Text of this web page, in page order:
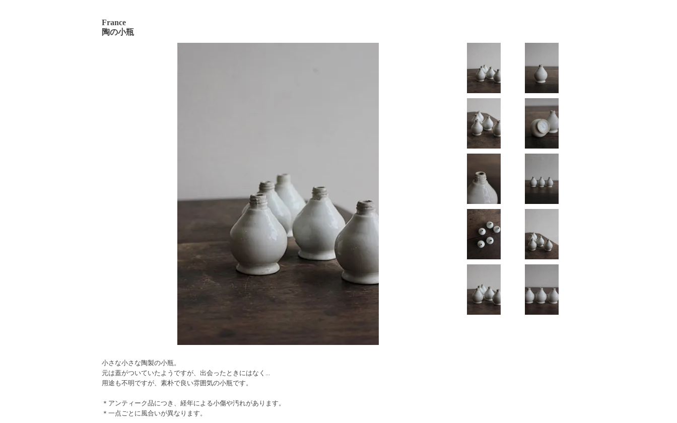
France
陶の小瓶
小さな小さな陶製の小瓶。
元は蓋がついていたようですが、出会ったときにはなく...
用途も不明ですが、素朴で良い雰囲気の小瓶です。
＊アンティーク品につき、経年による小傷や汚れがあります。
＊一点ごとに風合いが異なります。